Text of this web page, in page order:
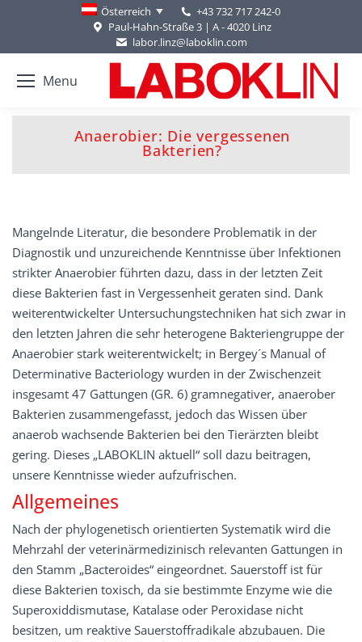
Österreich
+43 732 717 242-0
Paul-Hahn-Straße 3 | A - 4020 Linz
labor.linz@laboklin.com
Menu
Anaerobier: Die vergessenen
Bakterien?
You are here:
Mangelnde Literatur, die besondere Problematik in der
Diagnostik und unzureichende Kenntnisse über Infektionen
strikter Anaerobier führten dazu, dass in der letzten Zeit
diese Bakterien fast in Vergessenheit geraten sind. Dank
weiterentwickelter Untersuchungstechniken hat sich zwar in
den letzten Jahren die sehr heterogene Bakteriengruppe der
Anaerobier stark weiterentwickelt; in Bergey´s Manual of
Determinative Bacteriology wurden in der Zwischenzeit
insgesamt 47 Gattungen (GR. 6) gramnegativer, anaerober
Bakterien zusammengefasst, jedoch das Wissen über
anaerob wachsende Bakterien bei den Tierärzten bleibt
gering. Dieses „LABOKLIN aktuell“ soll dazu beitragen,
unsere Kenntnisse wieder aufzufrischen.
Allgemeines
Nach der phylogenetisch orientierten Systematik wird die
Mehrzahl der veterinärmedizinisch relevanten Gattungen in
den Stamm „Bacteroides“ eingeordnet. Sauerstoff ist für
diese Bakterien toxisch, da sie bestimmte Enzyme wie die
Superoxiddismutase, Katalase oder Peroxidase nicht
besitzen, um reaktive Sauerstoffradikale abzubauen. Die